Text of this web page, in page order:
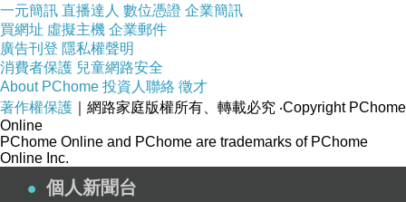
由於恐龍是屬於古生代的動物，無法適
應地球現代的氣候變遷和細菌，大部份
在《侏羅紀世界》前一集野放的恐龍幾
乎死亡殆盡，只剩下赤道附近的島嶼還
有殘存的恐龍，那些孤立的島嶼幾乎與
六千萬年前的原始森林樣貌相似，而原
一元簡訊 直播達人 數位憑證 企業簡訊
買網址 虛擬主機 企業郵件
廣告刊登 隱私權聲明
消費者保護 兒童網路安全
About PChome 投資人聯絡 徵才
著作權保護 ｜網路家庭版權所有、轉載必究 ‧Copyright PChome
Online
PChome Online and PChome are trademarks of PChome
Online Inc.
個人新聞台